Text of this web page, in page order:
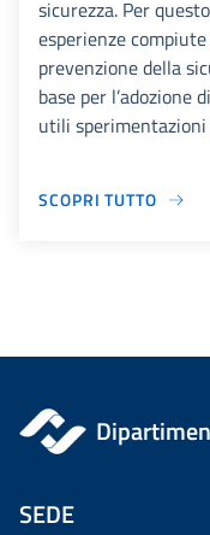
sicurezza. Per
esperienze
prevenzione della
base per l’adozione
utili
SCOPRI TUTTO
SEDE